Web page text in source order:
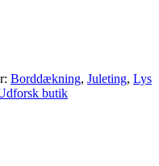
Borddækning, Juleting, Lys
butik